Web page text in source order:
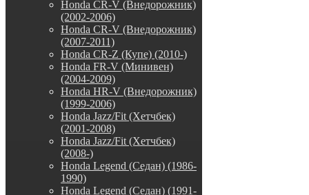
Honda CR-V (Внедорожник)
(2002-2006)
Honda CR-V (Внедорожник)
(2007-2011)
Honda CR-Z (Купе) (2010-)
Honda FR-V (Минивен)
(2004-2009)
Honda HR-V (Внедорожник)
(1999-2006)
Honda Jazz/Fit (Хетчбек)
(2001-2008)
Honda Jazz/Fit (Хетчбек)
(2008-)
Honda Legend (Седан) (1986-
1990)
Honda Legend (Седан) (1991-